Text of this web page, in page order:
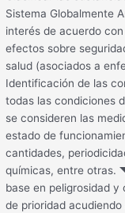
Sistema Globalmente
interés de acuerdo
efectos sobre
salud (asociados a
Identificación de las
todas las condiciones
se consideren las
estado de
cantidades,
químicas, entre otras.
base en peligrosidad y
de prioridad